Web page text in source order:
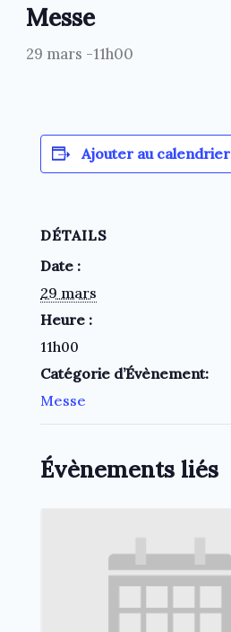
Messe
29 mars -11h00
Ajouter au calendrier
DÉTAILS
Date :
29 mars
Heure :
11h00
Catégorie d’Évènement:
Messe
Évènements liés